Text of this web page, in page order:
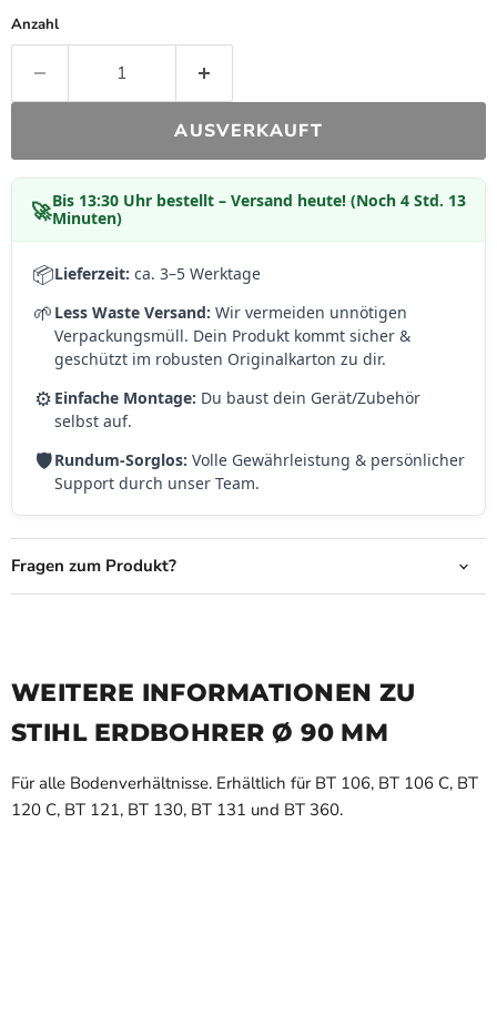
Anzahl
AUSVERKAUFT
🚀Bis 13:30 Uhr bestellt – Versand heute! (Noch 4 Std. 13
Minuten)
📦Lieferzeit: ca. 3–5 Werktage
🌱 Less Waste Versand: Wir vermeiden unnötigen
Verpackungsmüll. Dein Produkt kommt sicher &
geschützt im robusten Originalkarton zu dir.
⚙️ Einfache Montage: Du baust dein Gerät/Zubehör
selbst auf.
🛡️Rundum-Sorglos: Volle Gewährleistung & persönlicher
Support durch unser Team.
Fragen zum Produkt?
WEITERE INFORMATIONEN ZU
STIHL ERDBOHRER Ø 90 MM
Für alle Bodenverhältnisse. Erhältlich für BT 106, BT 106 C, BT
120 C, BT 121, BT 130, BT 131 und BT 360.